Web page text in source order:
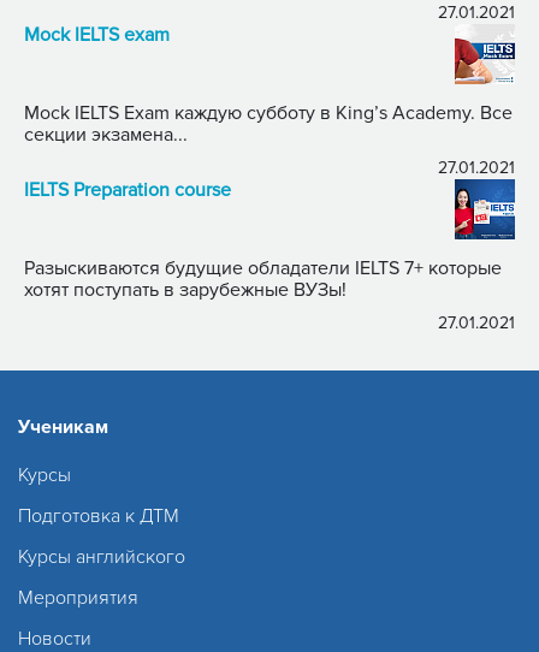
27.01.2021
Mock IELTS exam
Mock IELTS Exam каждую субботу в King’s Academy. Все
секции экзамена...
27.01.2021
IELTS Preparation course
Разыскиваются будущие обладатели IELTS 7+ которые
хотят поступать в зарубежные ВУЗы!
27.01.2021
Ученикам
Курсы
Подготовка к ДТМ
Курсы английского
Мероприятия
Новости